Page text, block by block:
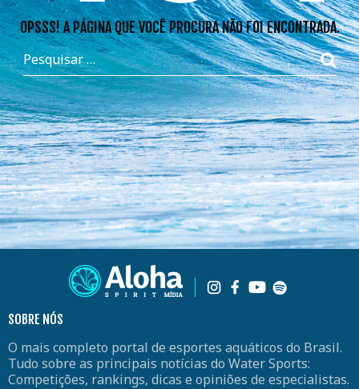
OPSSS! A PÁGINA QUE VOCÊ PROCURA NÃO FOI ENCONTRADA.
SOBRE NÓS
O mais completo portal de esportes aquáticos do Brasil.
Tudo sobre as principais notícias do Water Sports:
Competições, rankings, dicas e opiniões de especialistas.